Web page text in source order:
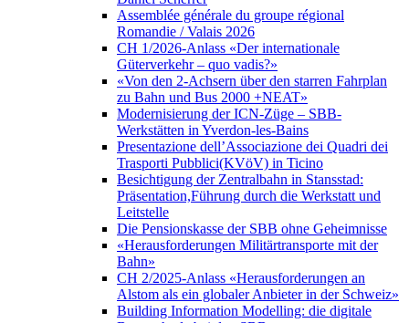
Assemblée générale du groupe régional
Romandie / Valais 2026
CH 1/2026-Anlass «Der internationale
Güterverkehr – quo vadis?»
«Von den 2-Achsern über den starren Fahrplan
zu Bahn und Bus 2000 +NEAT»
Modernisierung der ICN-Züge – SBB-
Werkstätten in Yverdon-les-Bains
Presentazione dell’Associazione dei Quadri dei
Trasporti Pubblici(KVöV) in Ticino
Besichtigung der Zentralbahn in Stansstad:
Präsentation,Führung durch die Werkstatt und
Leitstelle
Die Pensionskasse der SBB ohne Geheimnisse
«Herausforderungen Militärtransporte mit der
Bahn»
CH 2/2025-Anlass «Herausforderungen an
Alstom als ein globaler Anbieter in der Schweiz»
Building Information Modelling: die digitale